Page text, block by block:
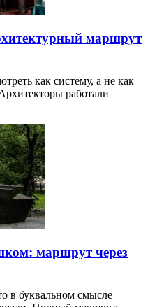
маршрут
как систему, а не как
работали
маршрут через
в буквальном смысле